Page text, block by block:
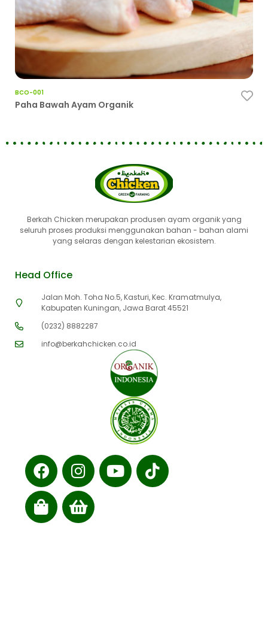
BCO-001
Paha Bawah Ayam Organik
Berkah Chicken merupakan produsen ayam organik yang
seluruh proses produksi menggunakan bahan - bahan alami
yang selaras dengan kelestarian ekosistem.
Head Office
Jalan Moh. Toha No.5, Kasturi, Kec. Kramatmulya,
Kabupaten Kuningan, Jawa Barat 45521
(0232) 8882287
info@berkahchicken.co.id